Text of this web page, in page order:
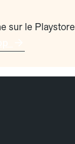
sur le Playstore